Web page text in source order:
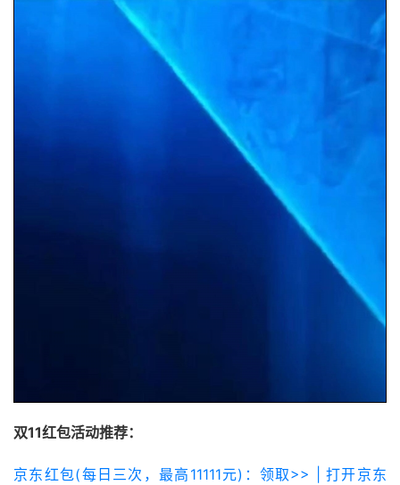
双11红包活动推荐：
京东红包(每日三次，最高11111元)：领取>> | 打开京东